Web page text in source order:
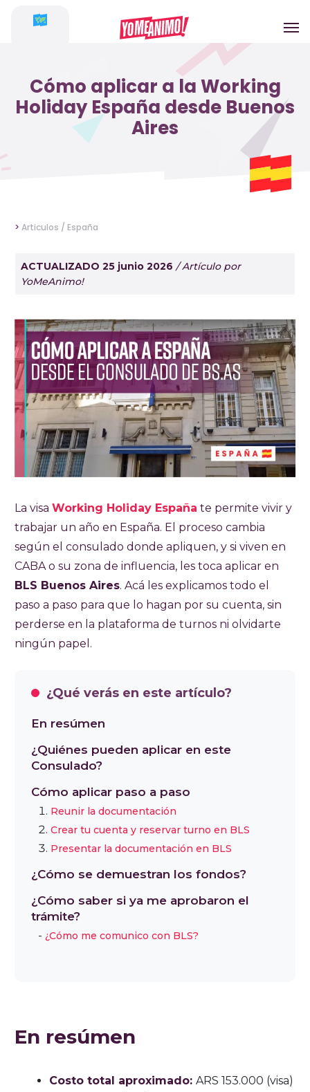
Cómo aplicar a la Working
Holiday España desde Buenos
Aires
> Articulos / España
ACTUALIZADO 25 junio 2026 / Artículo por
YoMeAnimo!
La visa Working Holiday España te permite vivir y
trabajar un año en España. El proceso cambia
según el consulado donde apliquen, y si viven en
CABA o su zona de influencia, les toca aplicar en
BLS Buenos Aires. Acá les explicamos todo el
paso a paso para que lo hagan por su cuenta, sin
perderse en la plataforma de turnos ni olvidarte
ningún papel.
¿Qué verás en este artículo?
En resúmen
¿Quiénes pueden aplicar en este
Consulado?
Cómo aplicar paso a paso
Reunir la documentación
Crear tu cuenta y reservar turno en BLS
Presentar la documentación en BLS
¿Cómo se demuestran los fondos?
¿Cómo saber si ya me aprobaron el
trámite?
¿Cómo me comunico con BLS?
En resúmen
Costo total aproximado: ARS 153.000 (visa)